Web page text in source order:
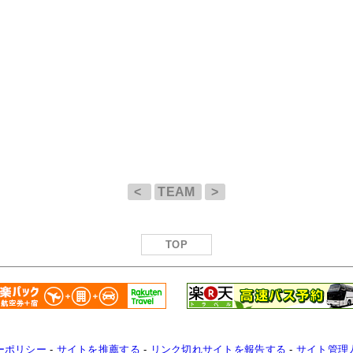
< TEAM >
TOP
ポリシー - サイトを推薦する - リンク切れサイトを報告する - サイト管理